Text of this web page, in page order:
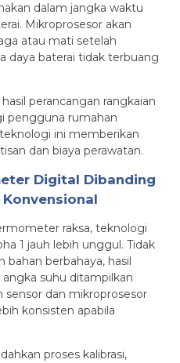
dalam jangka waktu
Mikroprosesor akan
atau mati setelah
daya baterai tidak terbuang
perancangan rangkaian
pengguna rumahan
ini memberikan
dan biaya perawatan.
Digital Dibanding
raksa, teknologi
1 jauh lebih unggul. Tidak
bahan berbahaya, hasil
suhu ditampilkan
sensor dan mikroprosesor
konsisten apabila
proses kalibrasi,